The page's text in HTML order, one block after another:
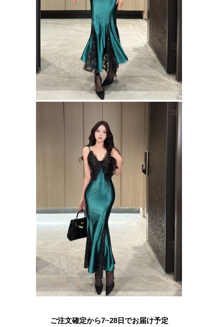
ご注文確定から7~28日でお届け予定